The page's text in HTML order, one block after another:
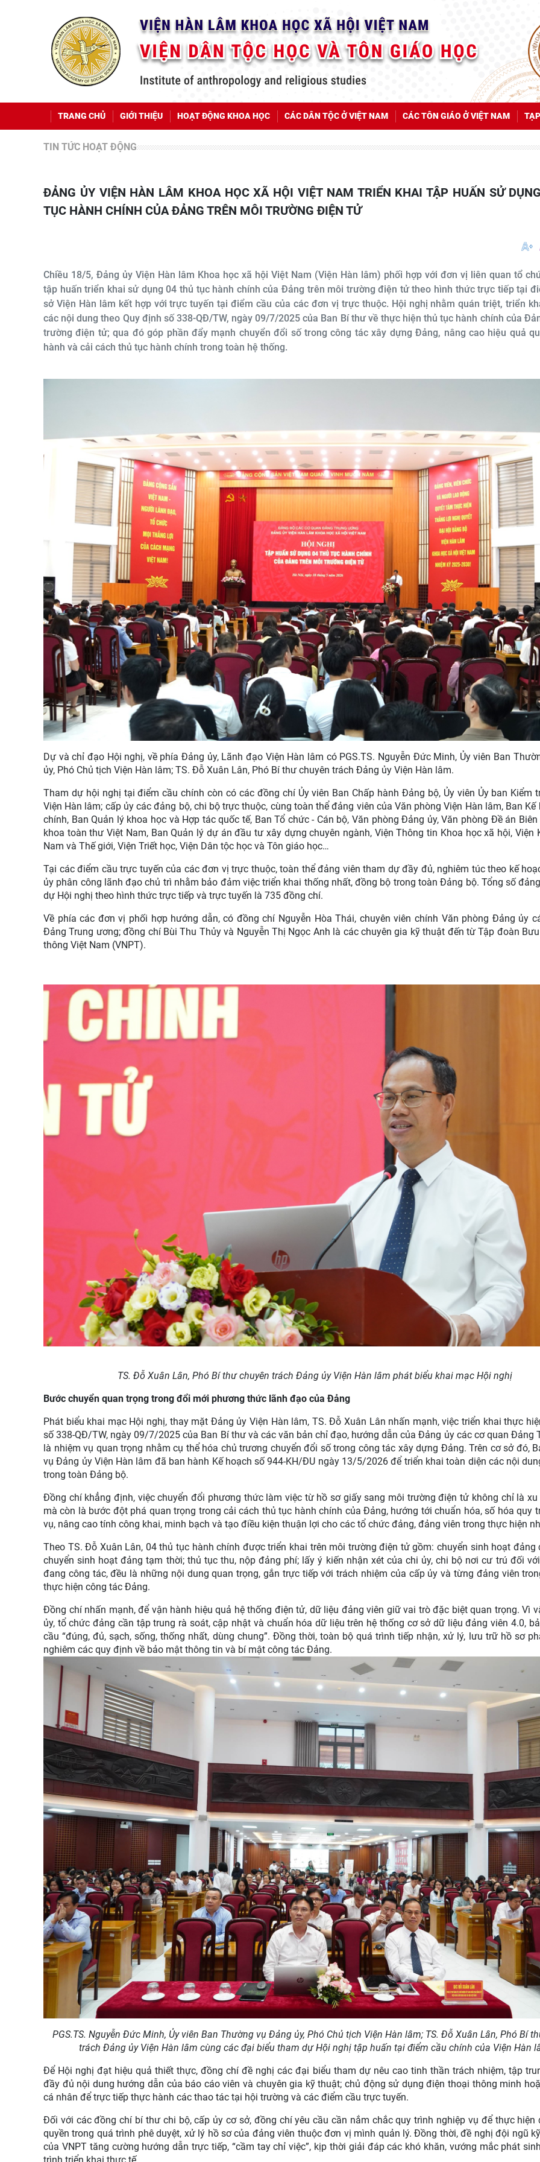
TRANG CHỦ GIỚI THIỆU HOẠT ĐỘNG KHOA HỌC CÁC DÂN TỘC Ở VIỆT NAM CÁC TÔN GIÁO Ở VIỆT NAM
TIN TỨC HOẠT ĐỘNG
ĐẢNG ỦY VIỆN HÀN LÂM KHOA HỌC XÃ HỘI VIỆT NAM TRIỂN KHAI TẬP HUẤN SỬ DỤNG 04 THỦ
TỤC HÀNH CHÍNH CỦA ĐẢNG TRÊN MÔI TRƯỜNG ĐIỆN TỬ
Chiều 18/5, Đảng ủy Viện Hàn lâm Khoa học xã hội Việt Nam (Viện Hàn lâm) phối hợp với đơn vị liên quan tổ
tập huấn triển khai sử dụng 04 thủ tục hành chính của Đảng trên môi trường điện tử theo hình thức trực tiếp tại
sở Viện Hàn lâm kết hợp với trực tuyến tại điểm cầu của các đơn vị trực thuộc. Hội nghị nhằm quán triệt, triển
các nội dung theo Quy định số 338-QĐ/TW, ngày 09/7/2025 của Ban Bí thư về thực hiện thủ tục hành chính của
trường điện tử; qua đó góp phần đẩy mạnh chuyển đổi số trong công tác xây dựng Đảng, nâng cao hiệu quả
hành và cải cách thủ tục hành chính trong toàn hệ thống.
Dự và chỉ đạo Hội nghị, về phía Đảng ủy, Lãnh đạo Viện Hàn lâm có PGS.TS. Nguyễn Đức Minh, Ủy viên Ban
ủy, Phó Chủ tịch Viện Hàn lâm; TS. Đỗ Xuân Lân, Phó Bí thư chuyên trách Đảng ủy Viện Hàn lâm.
Tham dự hội nghị tại điểm cầu chính còn có các đồng chí Ủy viên Ban Chấp hành Đảng bộ, Ủy viên Ủy ban Kiểm
Viện Hàn lâm; cấp ủy các đảng bộ, chi bộ trực thuộc, cùng toàn thể đảng viên của Văn phòng Viện Hàn lâm, Ban Kế
chính, Ban Quản lý khoa học và Hợp tác quốc tế, Ban Tổ chức - Cán bộ, Văn phòng Đảng ủy, Văn phòng Đề án
khoa toàn thư Việt Nam, Ban Quản lý dự án đầu tư xây dựng chuyên ngành, Viện Thông tin Khoa học xã hội, Viện
Nam và Thế giới, Viện Triết học, Viện Dân tộc học và Tôn giáo học…
Tại các điểm cầu trực tuyến của các đơn vị trực thuộc, toàn thể đảng viên tham dự đầy đủ, nghiêm túc theo kế
ủy phân công lãnh đạo chủ trì nhằm bảo đảm việc triển khai thống nhất, đồng bộ trong toàn Đảng bộ. Tổng số
dự Hội nghị theo hình thức trực tiếp và trực tuyến là 735 đồng chí.
Về phía các đơn vị phối hợp hướng dẫn, có đồng chí Nguyễn Hòa Thái, chuyên viên chính Văn phòng Đảng ủy
Đảng Trung ương; đồng chí Bùi Thu Thủy và Nguyễn Thị Ngọc Anh là các chuyên gia kỹ thuật đến từ Tập đoàn
thông Việt Nam (VNPT).
TS. Đỗ Xuân Lân, Phó Bí thư chuyên trách Đảng ủy Viện Hàn lâm phát biểu khai mạc Hội nghị
Bước chuyển quan trọng trong đổi mới phương thức lãnh đạo của Đảng
Phát biểu khai mạc Hội nghị, thay mặt Đảng ủy Viện Hàn lâm, TS. Đỗ Xuân Lân nhấn mạnh, việc triển khai thực
số 338-QĐ/TW, ngày 09/7/2025 của Ban Bí thư và các văn bản chỉ đạo, hướng dẫn của Đảng ủy các cơ quan Đảng
là nhiệm vụ quan trọng nhằm cụ thể hóa chủ trương chuyển đổi số trong công tác xây dựng Đảng. Trên cơ sở đó,
vụ Đảng ủy Viện Hàn lâm đã ban hành Kế hoạch số 944-KH/ĐU ngày 13/5/2026 để triển khai toàn diện các nội
trong toàn Đảng bộ.
Đồng chí khẳng định, việc chuyển đổi phương thức làm việc từ hồ sơ giấy sang môi trường điện tử không chỉ là xu
mà còn là bước đột phá quan trọng trong cải cách thủ tục hành chính của Đảng, hướng tới chuẩn hóa, số hóa quy
vụ, nâng cao tính công khai, minh bạch và tạo điều kiện thuận lợi cho các tổ chức đảng, đảng viên trong thực hiện
Theo TS. Đỗ Xuân Lân, 04 thủ tục hành chính được triển khai trên môi trường điện tử gồm: chuyển sinh hoạt đảng
chuyển sinh hoạt đảng tạm thời; thủ tục thu, nộp đảng phí; lấy ý kiến nhận xét của chi ủy, chi bộ nơi cư trú đối
đang công tác, đều là những nội dung quan trọng, gắn trực tiếp với trách nhiệm của cấp ủy và từng đảng viên
thực hiện công tác Đảng.
Đồng chí nhấn mạnh, để vận hành hiệu quả hệ thống điện tử, dữ liệu đảng viên giữ vai trò đặc biệt quan trọng. Vì
ủy, tổ chức đảng cần tập trung rà soát, cập nhật và chuẩn hóa dữ liệu trên hệ thống cơ sở dữ liệu đảng viên 4.0,
cầu “đúng, đủ, sạch, sống, thống nhất, dùng chung”. Đồng thời, toàn bộ quá trình tiếp nhận, xử lý, lưu trữ hồ sơ
nghiêm các quy định về bảo mật thông tin và bí mật công tác Đảng.
PGS.TS. Nguyễn Đức Minh, Ủy viên Ban Thường vụ Đảng ủy, Phó Chủ tịch Viện Hàn lâm; TS. Đỗ Xuân Lân, Phó Bí
trách Đảng ủy Viện Hàn lâm cùng các đại biểu tham dự Hội nghị tập huấn tại điểm cầu chính của Viện Hàn
Để Hội nghị đạt hiệu quả thiết thực, đồng chí đề nghị các đại biểu tham dự nêu cao tinh thần trách nhiệm, tập
đầy đủ nội dung hướng dẫn của báo cáo viên và chuyên gia kỹ thuật; chủ động sử dụng điện thoại thông minh
cá nhân để trực tiếp thực hành các thao tác tại hội trường và các điểm cầu trực tuyến.
Đối với các đồng chí bí thư chi bộ, cấp ủy cơ sở, đồng chí yêu cầu cần nắm chắc quy trình nghiệp vụ để thực hiện
quyền trong quá trình phê duyệt, xử lý hồ sơ của đảng viên thuộc đơn vị mình quản lý. Đồng thời, đề nghị đội ngũ
của VNPT tăng cường hướng dẫn trực tiếp, “cầm tay chỉ việc”, kịp thời giải đáp các khó khăn, vướng mắc phát